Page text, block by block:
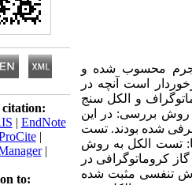
الکلی جرم محسوب شده و
است آنچه در
و الکل سنج
روش بررسی: در این
معرفی شده بودند. تست
تست الکل به روش
روش گاز کروماتوگرافی در
به روش تنفسی مثبت شده
| EndNote
|
|
to: